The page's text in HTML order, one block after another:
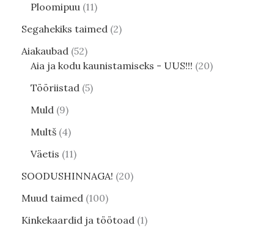
Ploomipuu 11
Segahekiks taimed 2
Aiakaubad 52
Aia ja kodu kaunistamiseks - UUS!!! 20
Tööriistad 5
Muld 9
Multš 4
Väetis 11
SOODUSHINNAGA! 20
Muud taimed 100
Kinkekaardid ja töötoad 1